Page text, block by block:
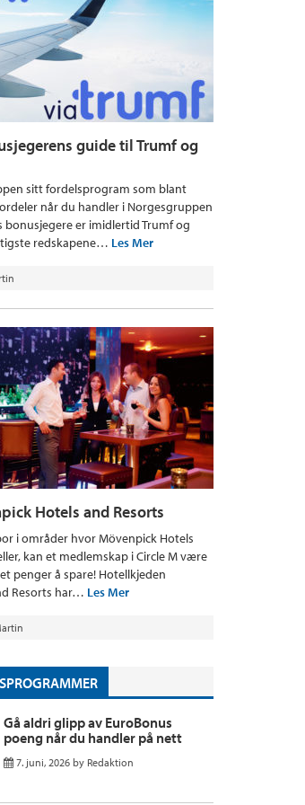
guide til Trumf og
sitt fordelsprogram som blant
når du handler i Norgesgruppen
bonusjegere er imidlertid Trumf og
redskapene… Les Mer
Hotels and Resorts
i områder hvor Mövenpick Hotels
kan et medlemskap i Circle M være
penger å spare! Hotellkjeden
Resorts har… Les Mer
Gå aldri glipp av EuroBonus
poeng når du handler på nett
7. juni, 2026 by Redaktion